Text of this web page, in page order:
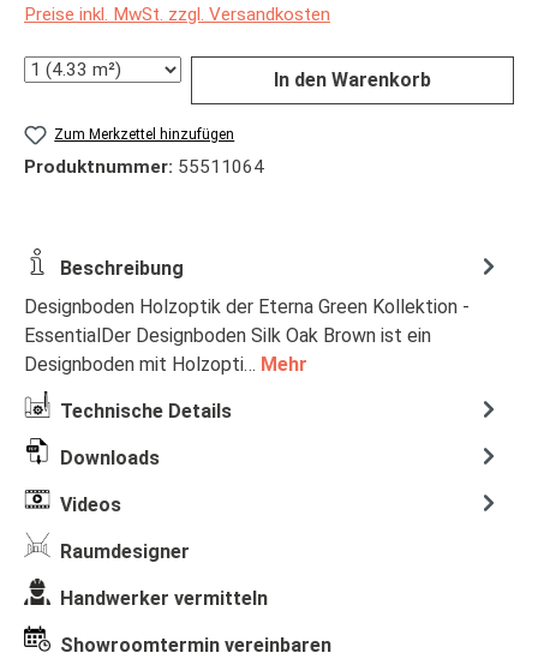
Preise inkl. MwSt. zzgl. Versandkosten
Anzahl In den Warenkorb
Zum Merkzettel hinzufügen
Produktnummer: 55511064
Beschreibung
Designboden Holzoptik der Eterna Green Kollektion -
EssentialDer Designboden Silk Oak Brown ist ein
Designboden mit Holzopti… Mehr
Technische Details
Downloads
Videos
Raumdesigner
Handwerker vermitteln
Showroomtermin vereinbaren